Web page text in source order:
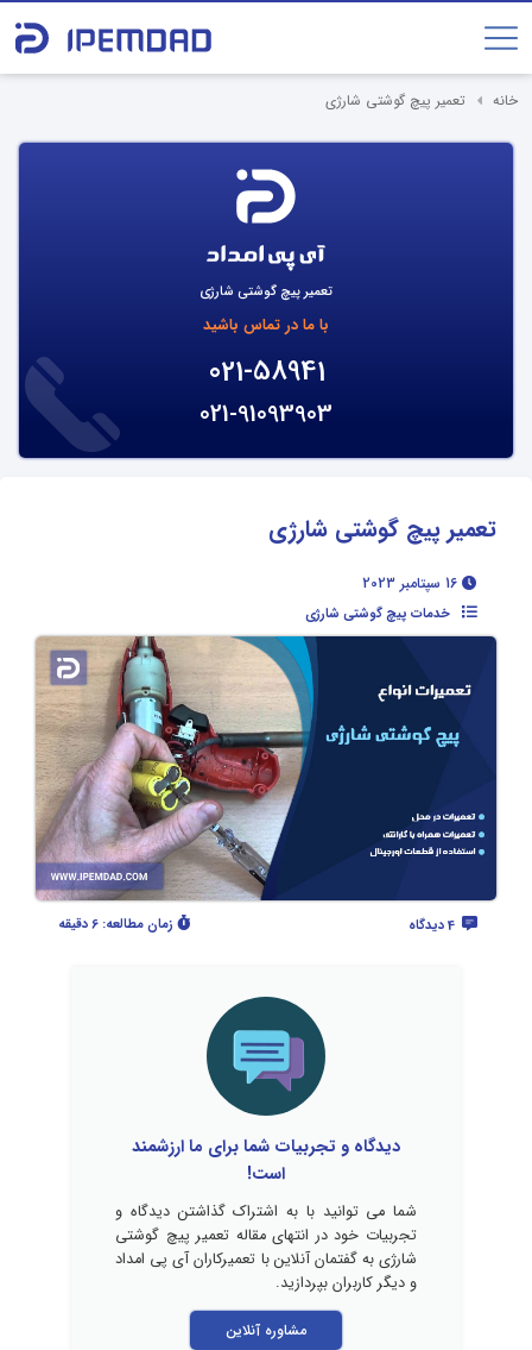
خانه تعمیر پیچ گوشتی شارژی
تعمیر پیچ گوشتی شارژی
با ما در تماس باشید
021-58941
021-91093903
تعمیر پیچ گوشتی شارژی
خدمات پیچ گوشتی شارژی
زمان مطالعه: 6 دقیقه
دیدگاه و تجربیات شما برای ما ارزشمند
است!
شما می توانید با به اشتراک گذاشتن دیدگاه و
تجربیات خود در انتهای مقاله تعمیر پیچ گوشتی
شارژی به گفتمان آنلاین با تعمیرکاران آی پی امداد
و دیگر کاربران بپردازید.
مشاوره آنلاین